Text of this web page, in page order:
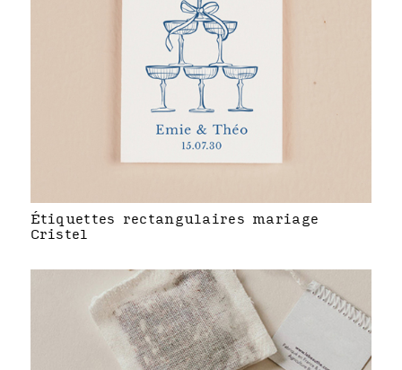
Étiquettes rectangulaires mariage
Cristel